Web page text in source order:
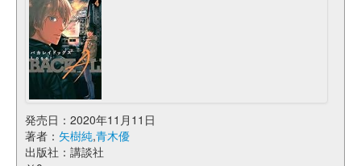
発売日：2020年11月11日
著者： 矢樹純,青木優
出版社：講談社